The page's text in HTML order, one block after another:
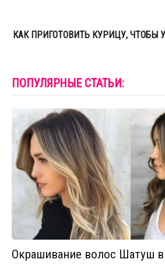
КАК ПРИГОТОВИТЬ КУРИЦУ, ЧТОБЫ
ПОПУЛЯРНЫЕ СТАТЬИ:
Окрашивание волос Шатуш в